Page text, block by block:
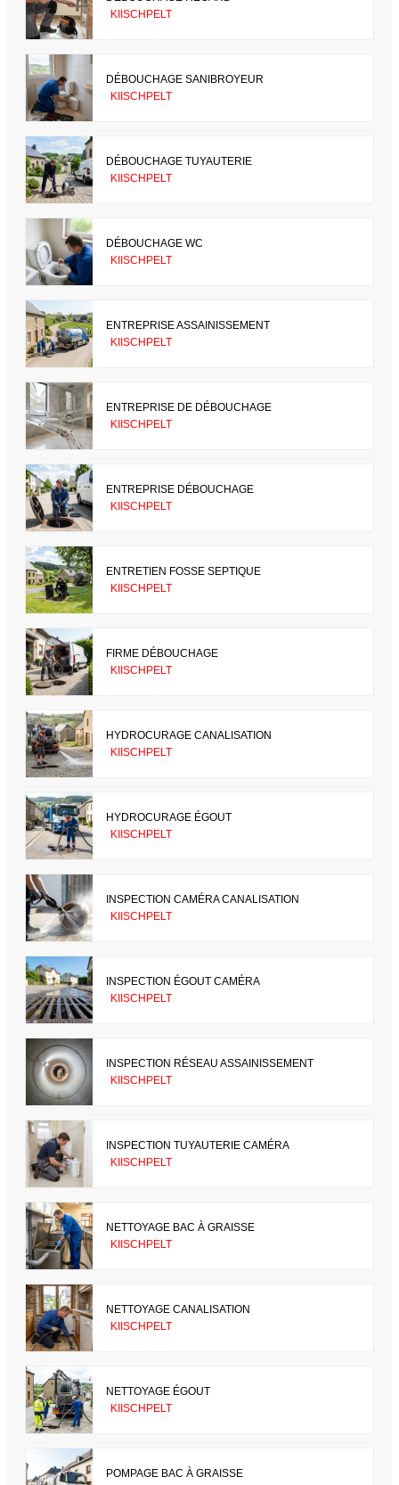
KIISCHPELT
DÉBOUCHAGE SANIBROYEUR
KIISCHPELT
DÉBOUCHAGE TUYAUTERIE
KIISCHPELT
DÉBOUCHAGE WC
KIISCHPELT
ENTREPRISE ASSAINISSEMENT
KIISCHPELT
ENTREPRISE DE DÉBOUCHAGE
KIISCHPELT
ENTREPRISE DÉBOUCHAGE
KIISCHPELT
ENTRETIEN FOSSE SEPTIQUE
KIISCHPELT
FIRME DÉBOUCHAGE
KIISCHPELT
HYDROCURAGE CANALISATION
KIISCHPELT
HYDROCURAGE ÉGOUT
KIISCHPELT
INSPECTION CAMÉRA CANALISATION
KIISCHPELT
INSPECTION ÉGOUT CAMÉRA
KIISCHPELT
INSPECTION RÉSEAU ASSAINISSEMENT
KIISCHPELT
INSPECTION TUYAUTERIE CAMÉRA
KIISCHPELT
NETTOYAGE BAC À GRAISSE
KIISCHPELT
NETTOYAGE CANALISATION
KIISCHPELT
NETTOYAGE ÉGOUT
KIISCHPELT
POMPAGE BAC À GRAISSE